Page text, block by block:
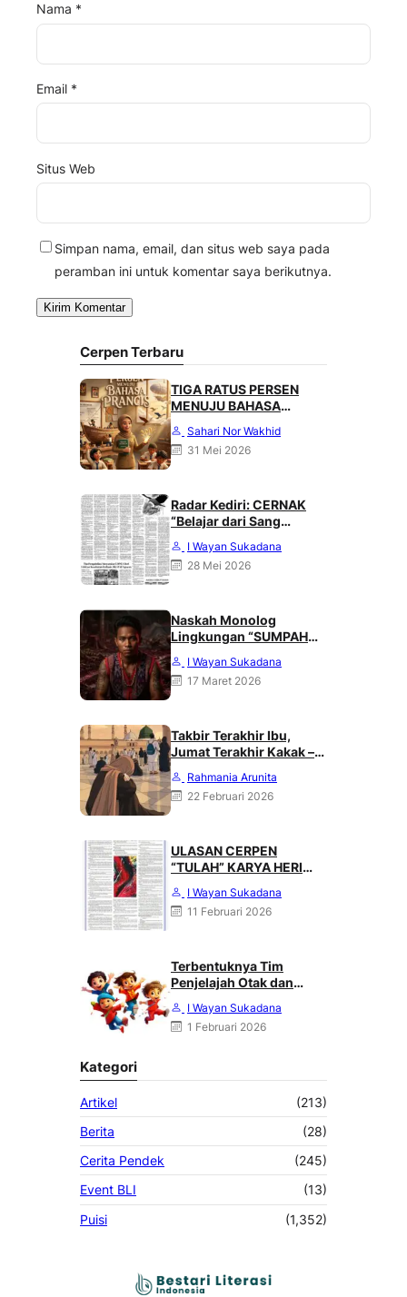
Nama *
Email *
Situs Web
Simpan nama, email, dan situs web saya pada
peramban ini untuk komentar saya berikutnya.
Cerpen Terbaru
TIGA RATUS PERSEN
MENUJU BAHASA
Sahari Nor Wakhid
31 Mei 2026
Radar Kediri: CERNAK
“Belajar dari Sang
Haliling
I Wayan Sukadana
28 Mei 2026
Naskah Monolog
Lingkungan “SUMPAH
Karya Heri Haliling
I Wayan Sukadana
17 Maret 2026
Takbir Terakhir Ibu,
Jumat Terakhir Kakak –
Rahmania Arunita
22 Februari 2026
ULASAN CERPEN
“TULAH” KARYA HERI
MERDEKA, MINGGU 08
FEBRUARI 2026
I Wayan Sukadana
11 Februari 2026
Terbentuknya Tim
Penjelajah Otak dan
Haliling
I Wayan Sukadana
1 Februari 2026
Kategori
Artikel
(213)
Berita
(28)
Cerita Pendek
(245)
Event BLI
(13)
Puisi
(1,352)